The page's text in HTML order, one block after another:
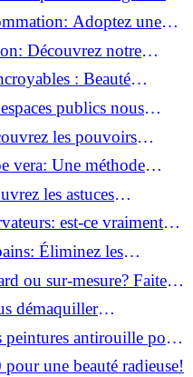
Adoptez une
Découvrez notre
: Beauté
!
publics nous
surprenantes!
les pouvoirs
vera: Une méthode
les astuces
parfait!est-ce vraiment
Éliminez les
ou sur-mesure? Faites
démaquiller
révélés!
peintures antirouille pour
une beauté radieuse!